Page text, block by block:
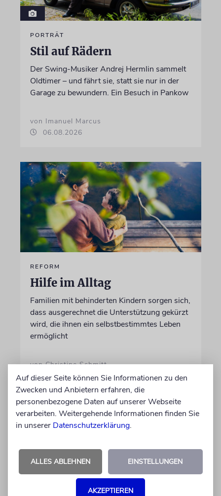
PORTRÄT
Stil auf Rädern
Der Swing-Musiker Andrej Hermlin sammelt
Oldtimer – und fährt sie, statt sie nur in der
Garage zu bewundern. Ein Besuch in Pankow
von Imanuel Marcus
06.08.2026
REFORM
Hilfe im Alltag
Familien mit behinderten Kindern sorgen sich,
dass ausgerechnet die Unterstützung gekürzt
wird, die ihnen ein selbstbestimmtes Leben
ermöglicht
von Christine Schmitt
05.08.2026
Auf dieser Seite können Sie Informationen zu den
Zwecken und Anbietern erfahren, die
personenbezogene Daten auf unserer Webseite
verarbeiten. Weitergehende Informationen finden Sie
in unserer Datenschutzerklärung.
ALLES ABLEHNEN EINSTELLUNGEN
AKZEPTIEREN